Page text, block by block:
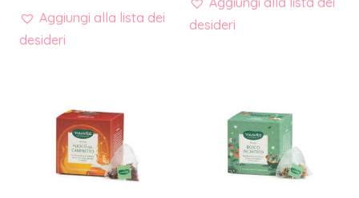
Aggiungi alla lista dei
desideri
desideri